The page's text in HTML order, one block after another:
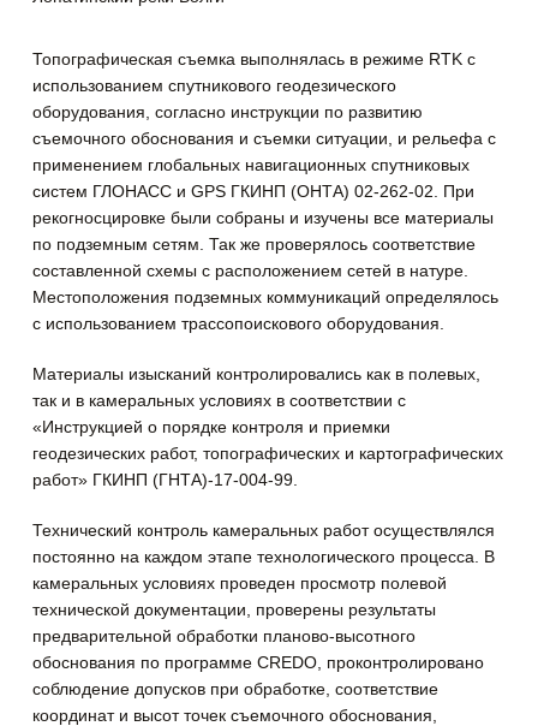
Топографическая съемка выполнялась в режиме RTK с
использованием спутникового геодезического
оборудования, согласно инструкции по развитию
съемочного обоснования и съемки ситуации, и рельефа с
применением глобальных навигационных спутниковых
систем ГЛОНАСС и GPS ГКИНП (ОНТА) 02-262-02. При
рекогносцировке были собраны и изучены все материалы
по подземным сетям. Так же проверялось соответствие
составленной схемы с расположением сетей в натуре.
Местоположения подземных коммуникаций определялось
с использованием трассопоискового оборудования.
Материалы изысканий контролировались как в полевых,
так и в камеральных условиях в соответствии с
«Инструкцией о порядке контроля и приемки
геодезических работ, топографических и картографических
работ» ГКИНП (ГНТА)-17-004-99.
Технический контроль камеральных работ осуществлялся
постоянно на каждом этапе технологического процесса. В
камеральных условиях проведен просмотр полевой
технической документации, проверены результаты
предварительной обработки планово-высотного
обоснования по программе CREDO, проконтролировано
соблюдение допусков при обработке, соответствие
координат и высот точек съемочного обоснования,